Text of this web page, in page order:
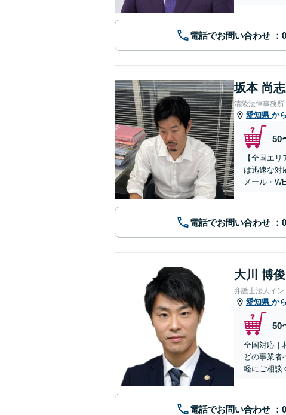
電話でお問い合わせ
坂本 尚志
清陵法律事務所
愛知県 か
50
【全国エ
は迅速な対
メール・
電話でお問い合わせ
大川 博俊
弁護士法人イ
愛知県 か
50
全国対応｜
どの事業者
軽にご相談
電話でお問い合わせ